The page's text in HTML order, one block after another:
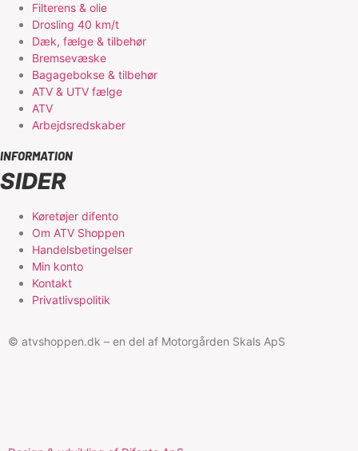
Filterens & olie
Drosling 40 km/t
Dæk, fælge & tilbehør
Bremsevæske
Bagagebokse & tilbehør
ATV & UTV fælge
ATV
Arbejdsredskaber
INFORMATION
SIDER
Køretøjer difento
Om ATV Shoppen
Handelsbetingelser
Min konto
Kontakt
Privatlivspolitik
© atvshoppen.dk – en del af Motorgården Skals ApS